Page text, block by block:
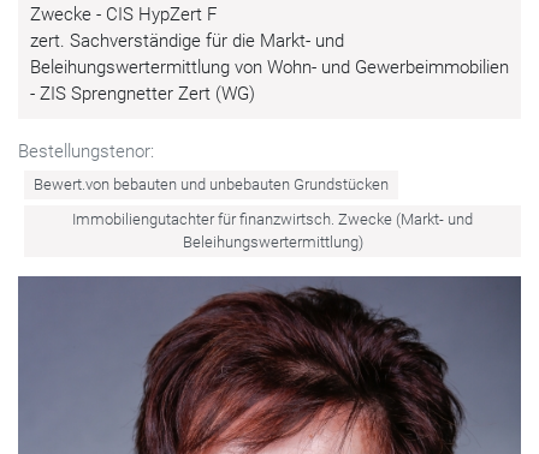
Zwecke - CIS HypZert F
zert. Sachverständige für die Markt- und
Beleihungswertermittlung von Wohn- und Gewerbeimmobilien
- ZIS Sprengnetter Zert (WG)
Bestellungstenor:
Bewert.von bebauten und unbebauten Grundstücken
Immobiliengutachter für finanzwirtsch. Zwecke (Markt- und
Beleihungswertermittlung)